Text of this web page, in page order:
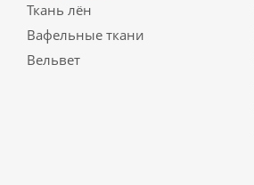
Ткань лён
Вафельные ткани
Вельвет